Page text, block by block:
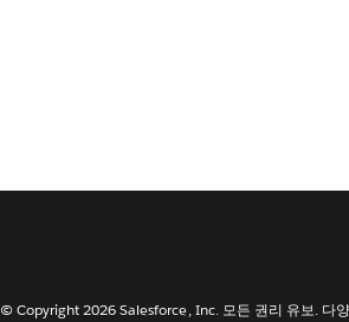
© Copyright 2026 Salesforce, Inc. 모든 권리 유보. 다